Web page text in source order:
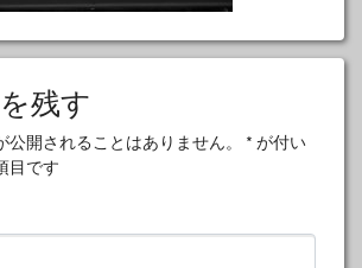
残す
公開されることはありません。 * が付い
目です